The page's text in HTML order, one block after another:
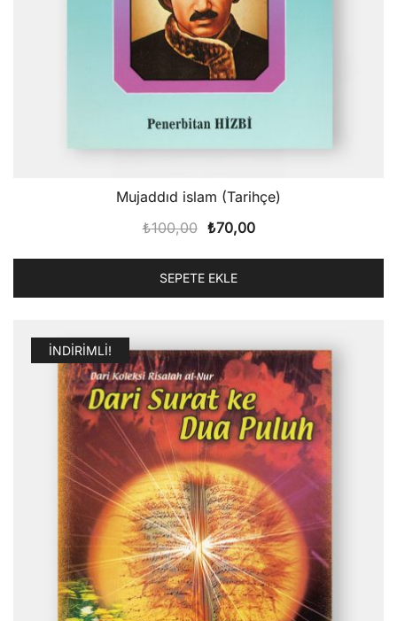
Mujaddıd islam (Tarihçe)
₺100,00 Orijinal
₺100,00.
₺70,00Şu
₺70,00.
SEPETE EKLE
İNDIRIMLI!